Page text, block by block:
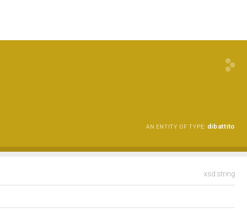
AN ENTITY OF TYPE: dibattito
xsd:string